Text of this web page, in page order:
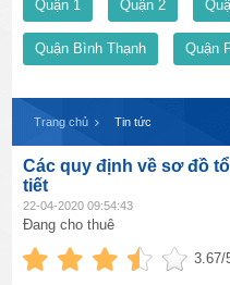
Quận 1 Quận 2
Quận Bình Thạnh Quận
Trang chủ Tin tức
Các quy định về sơ đồ
tiết
22-04-2020 09:54:43
Đang cho thuê
3.67/